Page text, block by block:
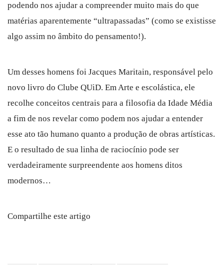
podendo nos ajudar a compreender muito mais do que
matérias aparentemente “ultrapassadas” (como se existisse
algo assim no âmbito do pensamento!).
Um desses homens foi Jacques Maritain, responsável pelo
novo livro do Clube QUiD. Em Arte e escolástica, ele
recolhe conceitos centrais para a filosofia da Idade Média
a fim de nos revelar como podem nos ajudar a entender
esse ato tão humano quanto a produção de obras artísticas.
E o resultado de sua linha de raciocínio pode ser
verdadeiramente surpreendente aos homens ditos
modernos…
Compartilhe este artigo